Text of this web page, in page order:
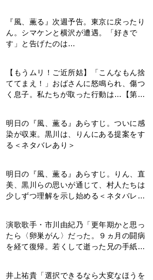
『風、薫る』次週予告。東京に戻ったり
ん。シマケンと横沢が遭遇。「好きで
す」と告げたのは…
【もうムリ！ご近所姑】「こんなもん捨
ててまえ！」おばさんに怒鳴られ、傷つ
く息子。私たちが取った行動は…【第3
明日の『風、薫る』あらすじ。ついに感
染が収束。黒川は、りんにある提案をす
る＜ネタバレあり＞
明日の『風、薫る』あらすじ。りん、直
美、黒川らの思いが通じて、村人たちは
少しずつ理解を示し始める＜ネタバレあ
演歌歌手・市川由紀乃「更年期かと思っ
たら〈卵巣がん〉だった。９ヵ月の闘病
を経て復帰。若くして逝った兄の手紙を
井上祐貴「選択できるなら大変なほうを